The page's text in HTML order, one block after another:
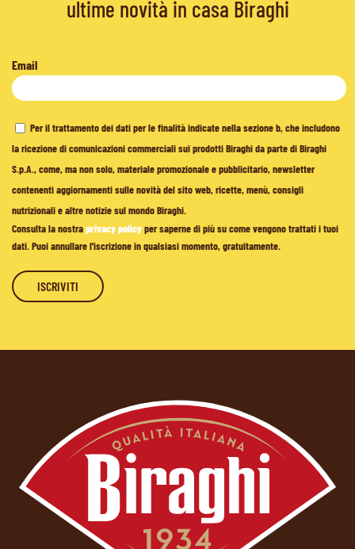
ultime novità in casa Biraghi
Email
Per il trattamento dei dati per le finalità indicate nella sezione b, che includono
la ricezione di comunicazioni commerciali sui prodotti Biraghi da parte di Biraghi
S.p.A., come, ma non solo, materiale promozionale e pubblicitario, newsletter
contenenti aggiornamenti sulle novità del sito web, ricette, menù, consigli
nutrizionali e altre notizie sul mondo Biraghi.
Consulta la nostraprivacy policyper saperne di più su come vengono trattati i tuoi
dati. Puoi annullare l'iscrizione in qualsiasi momento, gratuitamente.